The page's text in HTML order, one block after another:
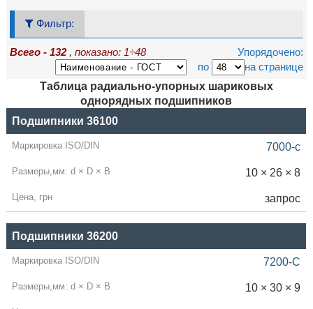
Фильтр:
Всего - 132 , показано: 1÷48
Упорядочено:
по
на странице
Таблица радиально-упорных шариковых
однорядных подшипников
Название
ГОСТ
ISO / DIN
Размеры,мм
d×D× B
Цена,
Подшипники 36100
7000-c
10 × 26 × 8
запрос
Подшипники 36200
7200-C
10 × 30 × 9